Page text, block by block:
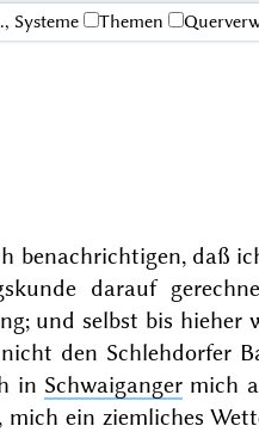
Systeme Themen
benachrichtigen, daß
darauf
und selbst bis hieher
den Schlehdorfer
in Schwaiganger mich
ein ziemliches